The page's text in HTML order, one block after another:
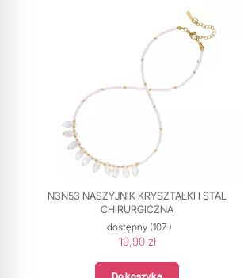
N3N53 NASZYJNIK KRYSZTAŁKI I STAL
CHIRURGICZNA
dostępny(107 )
19,90 zł